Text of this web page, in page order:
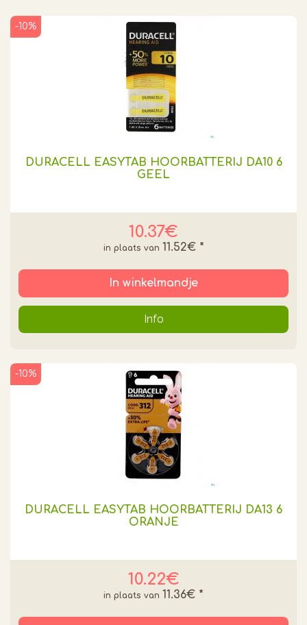
DURACELL EASYTAB HOORBATTERIJ DA10 6
GEEL
10.37€
-10%
11.52€ *
In winkelmandje
Info
DURACELL EASYTAB HOORBATTERIJ DA13 6
ORANJE
10.22€
-10%
11.36€ *